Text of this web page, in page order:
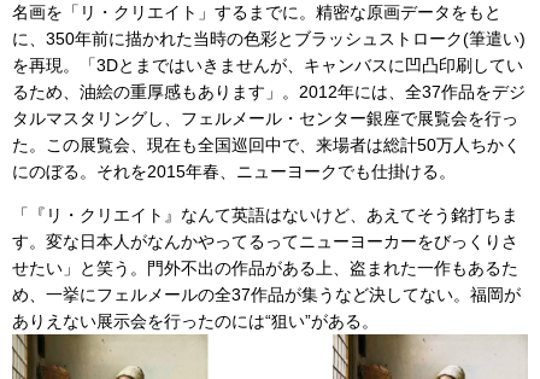
名画を「リ・クリエイト」するまでに。精密な原画データをもと
に、350年前に描かれた当時の色彩とブラッシュストローク(筆遣い)
を再現。「3Dとまではいきませんが、キャンバスに凹凸印刷してい
るため、油絵の重厚感もあります」。2012年には、全37作品をデジ
タルマスタリングし、フェルメール・センター銀座で展覧会を行っ
た。この展覧会、現在も全国巡回中で、来場者は総計50万人ちかく
にのぼる。それを2015年春、ニューヨークでも仕掛ける。
「『リ・クリエイト』なんて英語はないけど、あえてそう銘打ちま
す。変な日本人がなんかやってるってニューヨーカーをびっくりさ
せたい」と笑う。門外不出の作品がある上、盗まれた一作もあるた
め、一挙にフェルメールの全37作品が集うなど決してない。福岡が
ありえない展示会を行ったのには“狙い”がある。